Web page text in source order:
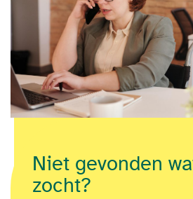
Niet gevonden
zocht?